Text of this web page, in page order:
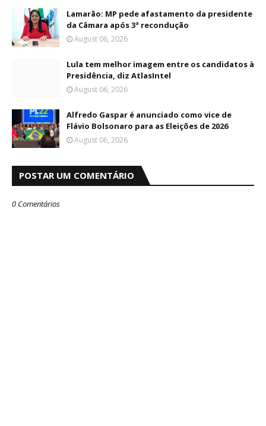
Lamarão: MP pede afastamento da presidente
da Câmara após 3ª recondução
August 06, 2026
Lula tem melhor imagem entre os candidatos à
Presidência, diz AtlasIntel
August 06, 2026
Alfredo Gaspar é anunciado como vice de
Flávio Bolsonaro para as Eleições de 2026
August 06, 2026
POSTAR UM COMENTÁRIO
0 Comentários